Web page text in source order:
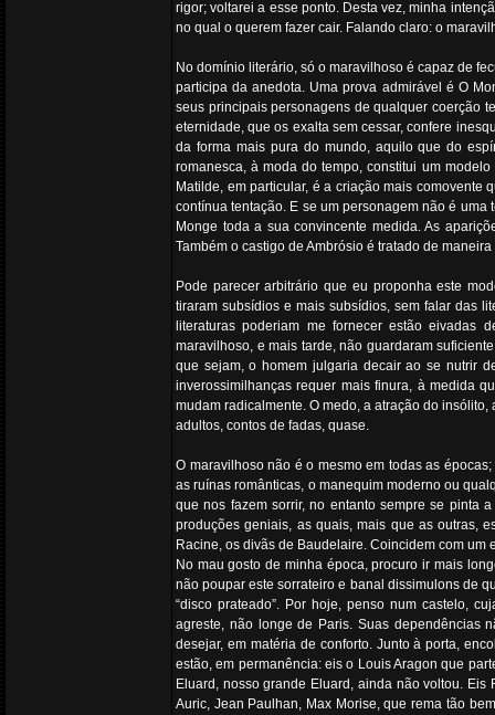
rigor; voltarei a esse ponto. Desta vez, minha
no qual o querem fazer cair. Falando claro: o
No domínio literário, só o maravilhoso é capaz de
participa da anedota. Uma prova admirável é O
seus principais personagens de qualquer coerção
eternidade, que os exalta sem cessar, confere
da forma mais pura do mundo, aquilo que do
romanesca, à moda do tempo, constitui um
Matilde, em particular, é a criação mais comovente
contínua tentação. E se um personagem não é uma
Monge toda a sua convincente medida. As
Também o castigo de Ambrósio é tratado de
Pode parecer arbitrário que eu proponha este
tiraram subsídios e mais subsídios, sem falar das
literaturas poderiam me fornecer estão
maravilhoso, e mais tarde, não guardaram
que sejam, o homem julgaria decair ao se nutrir
inverossimilhanças requer mais finura, à medida
mudam radicalmente. O medo, a atração do
adultos, contos de fadas, quase.
O maravilhoso não é o mesmo em todas as
as ruínas românticas, o manequim moderno ou
que nos fazem sorrir, no entanto sempre se pinta
produções geniais, as quais, mais que as outras,
Racine, os divãs de Baudelaire. Coincidem com
No mau gosto de minha época, procuro ir mais
não poupar este sorrateiro e banal dissimulons de
“disco prateado”. Por hoje, penso num castelo,
agreste, não longe de Paris. Suas dependências
desejar, em matéria de conforto. Junto à porta,
estão, em permanência: eis o Louis Aragon que
Eluard, nosso grande Eluard, ainda não voltou.
Auric, Jean Paulhan, Max Morise, que rema tão